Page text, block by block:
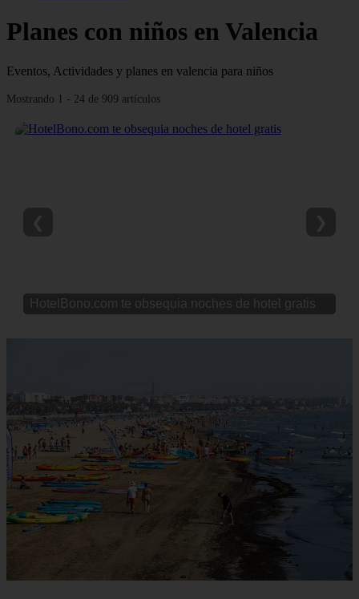
Planes con niños en Valencia
Eventos, Actividades y planes en valencia para niños
Mostrando 1 - 24 de 909 artículos
HotelBono.com te obsequia noches de hotel gratis